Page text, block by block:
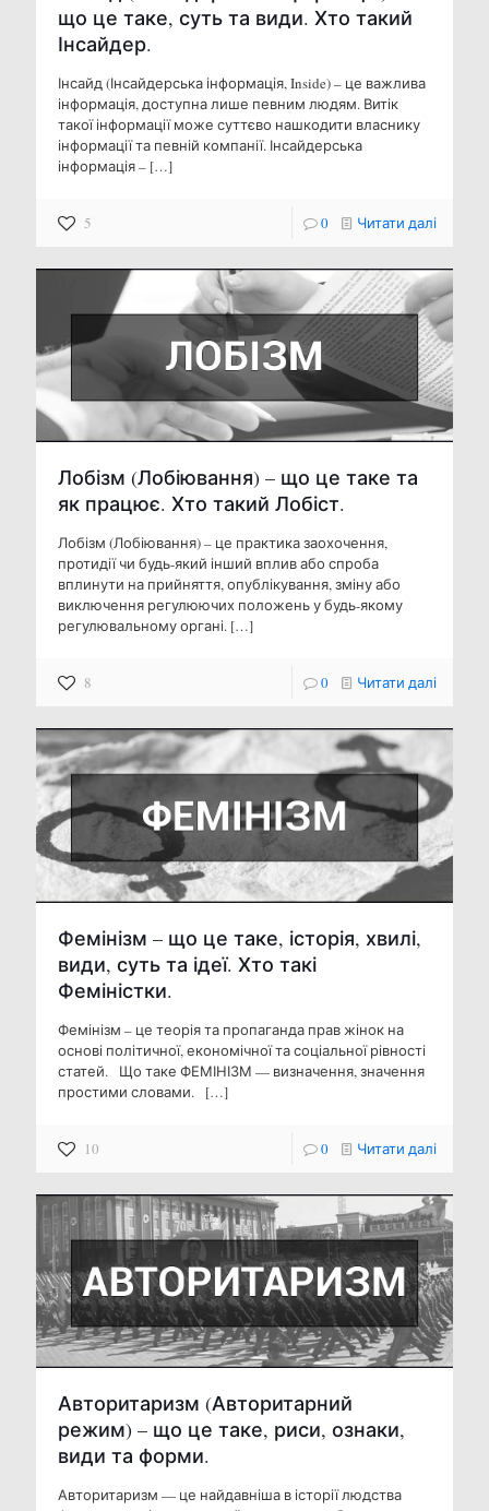
що це таке, суть та види. Хто такий
Інсайдер.
Інсайд (Інсайдерська інформація, Inside) – це важлива
інформація, доступна лише певним людям. Витік
такої інформації може суттєво нашкодити власнику
інформації та певній компанії. Інсайдерська
інформація – […]
5 0 Читати далі
Лобізм (Лобіювання) – що це таке та
як працює. Хто такий Лобіст.
Лобізм (Лобіювання) – це практика заохочення,
протидії чи будь-який інший вплив або спроба
вплинути на прийняття, опублікування, зміну або
виключення регулюючих положень у будь-якому
регулювальному органі. […]
8 0 Читати далі
Фемінізм – що це таке, історія, хвилі,
види, суть та ідеї. Хто такі
Феміністки.
Фемінізм – це теорія та пропаганда прав жінок на
основі політичної, економічної та соціальної рівності
статей. Що таке ФЕМІНІЗМ — ​​визначення, значення
простими словами.
[…]
10 0 Читати далі
Авторитаризм (Авторитарний
режим) – що це таке, риси, ознаки,
види та форми.
Авторитаризм — це найдавніша в історії людства